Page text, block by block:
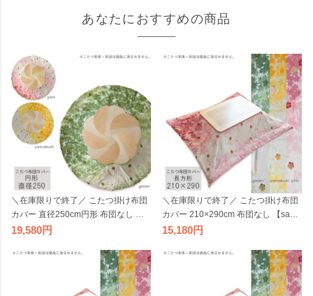
あなたにおすすめの商品
＼在庫限りで終了／ こたつ掛け布団
カバー 直径250cm円形 布団なし 【s
akura グリーン ピンク やまぶき】こ
カバー 丸 丸形 円型 桜 花柄 イエロー
19,580
＼在庫限りで終了／ こたつ掛け布団
カバー 210×290cm 布団なし 【sakur
a グリーン ピンク やまぶき】長方形
団カバー 桜 花柄 イエロー 黄色 緑色
国産 日本製 ビッグモリーズ
15,180